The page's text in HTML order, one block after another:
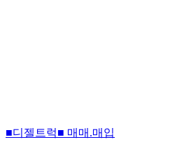
■디젤트럭■ 매매.매입